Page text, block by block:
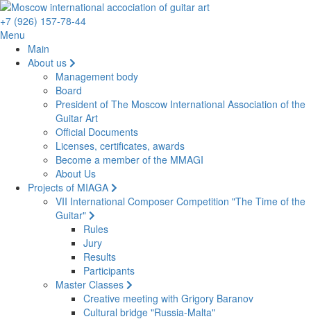
+7 (926) 157-78-44
Menu
Main
About us
Management body
Board
President of The Moscow International Association of the
Guitar Art
Official Documents
Licenses, certificates, awards
Become a member of the MMAGI
About Us
Projects of MIAGA
VII International Composer Competition "The Time of the
Guitar"
Rules
Jury
Results
Participants
Master Classes
Creative meeting with Grigory Baranov
Cultural bridge "Russia-Malta"